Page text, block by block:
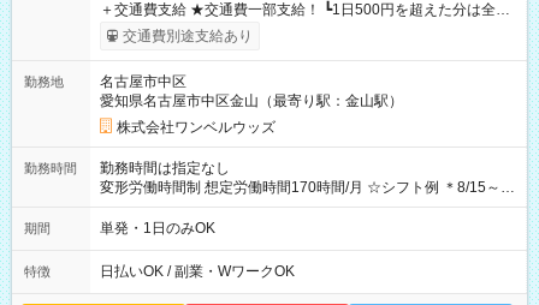
＋交通費支給 ★交通費一部支給！ ┗1日500円を超えた分は全額
支給！ ※往復500円以内の方は自己負担となります ★日払い
OK！（規定あり） ┗働いたその日に現金GET♪ お仕事後はコン
期間なし
交通費別途支給あり
勤務地
名古屋市中区
愛知県名古屋市中区金山（最寄り駅：金山駅）
株式会社ワンベルウッズ
勤務時間
勤務時間は指定なし
変形労働時間制 想定労働時間170時間/月 ☆シフト例 ＊8/15～
10/26 全日共通 08：00～12：00 17：00～21：00 ＊8/31
～9/19のみ下記シフトもあります！ 12：00～16：00 ＊9/6～
00
期間 単発・1日のみOK
特徴 日払いOK / 副業・WワークOK